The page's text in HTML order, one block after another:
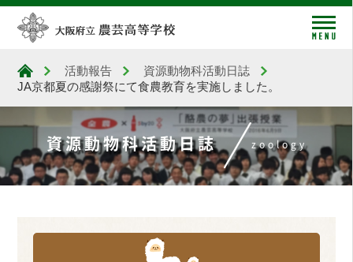
大阪府立農芸高等学校
活動報告
資源動物科活動日誌
JA京都夏の感謝祭にて食農教育を実施しました。
資源動物科活動日誌 zoology